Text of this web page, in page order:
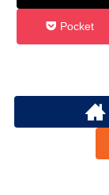
Pocket